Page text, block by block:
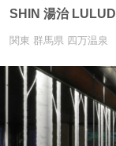
SHIN 湯治 LULUD
関東 群馬県 四万温泉